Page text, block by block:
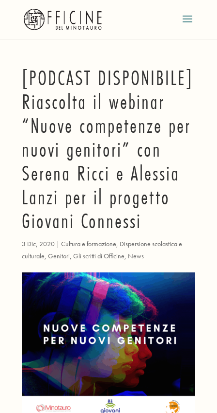
[PODCAST DISPONIBILE]
Riascolta il webinar
“Nuove competenze per
nuovi genitori” con
Serena Ricci e Alessia
Lanzi per il progetto
Giovani Connessi
3 Dic, 2020| Cultura e formazione, Dispersione scolastica e
culturale, Genitori, Gli scritti di Officine, News